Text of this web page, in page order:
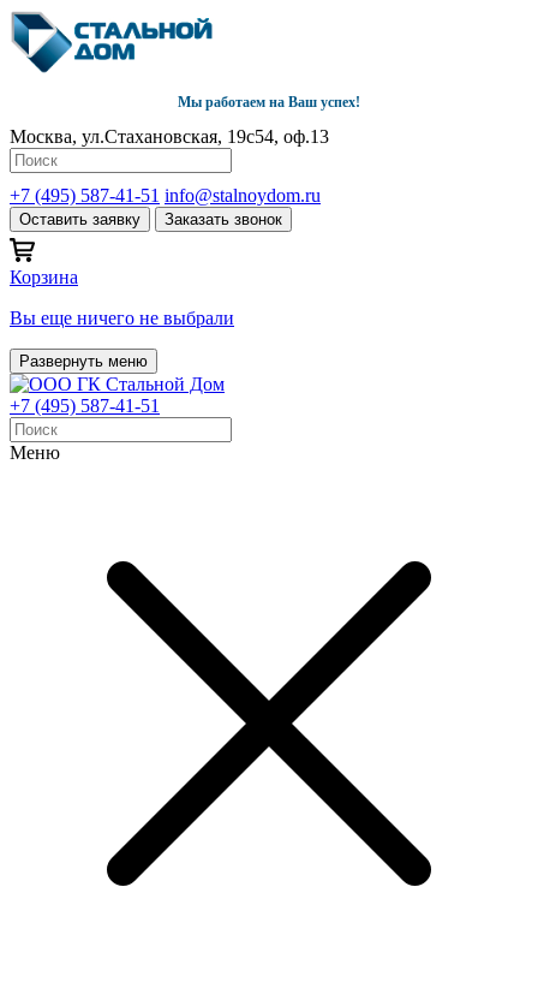
Мы работаем на Ваш успех!
Москва, ул.Стахановская, 19с54, оф.13
+7 (495) 587-41-51 info@stalnoydom.ru
Оставить заявку Заказать звонок
Корзина
Вы еще ничего не выбрали
Развернуть меню
+7 (495) 587-41-51
Меню